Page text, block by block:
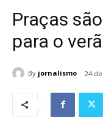
Praças
para o
By jornalismo 24